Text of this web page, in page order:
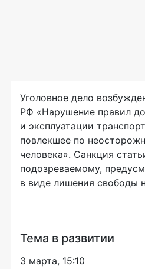
Уголовное дело
РФ «Нарушение правил
и эксплуатации
повлекшее по
человека». Санкция
подозреваемому,
в виде лишения свободы
Тема в развитии
3 марта, 15:10